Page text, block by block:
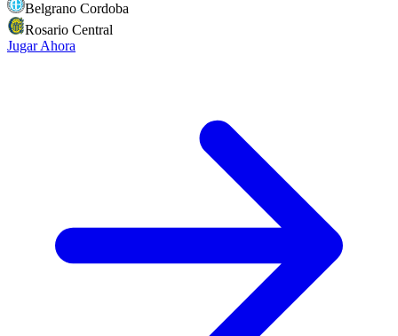
Belgrano Cordoba
Rosario Central
Jugar Ahora